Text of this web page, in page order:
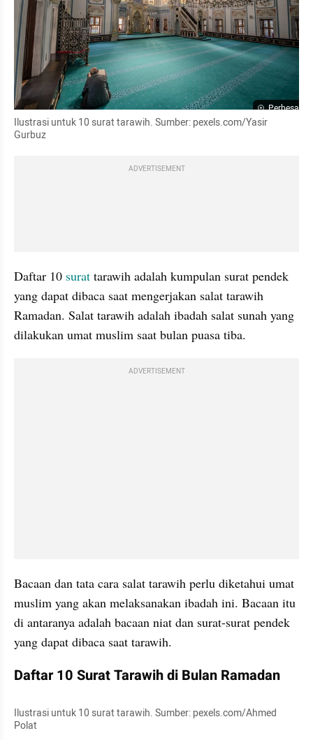
Perbesar
Ilustrasi untuk 10 surat tarawih. Sumber: pexels.com/Yasir
Gurbuz
ADVERTISEMENT
Daftar 10 surat tarawih adalah kumpulan surat pendek
yang dapat dibaca saat mengerjakan salat tarawih
Ramadan. Salat tarawih adalah ibadah salat sunah yang
dilakukan umat muslim saat bulan puasa tiba.
ADVERTISEMENT
Bacaan dan tata cara salat tarawih perlu diketahui umat
muslim yang akan melaksanakan ibadah ini. Bacaan itu
di antaranya adalah bacaan niat dan surat-surat pendek
yang dapat dibaca saat tarawih.
Daftar 10 Surat Tarawih di Bulan Ramadan
Ilustrasi untuk 10 surat tarawih. Sumber: pexels.com/Ahmed
Polat